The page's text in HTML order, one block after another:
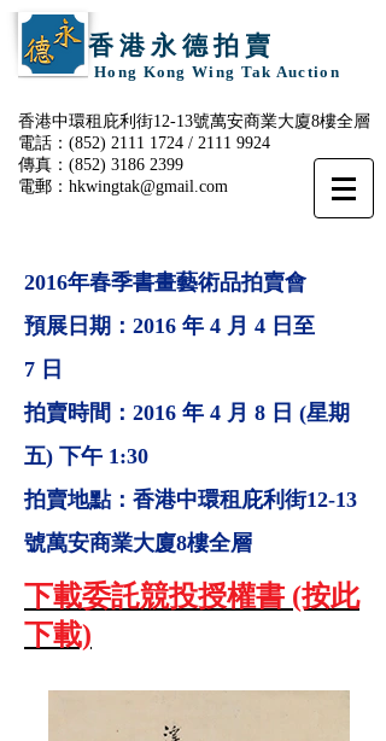
香 港 永 德 拍 賣
Hong Kong Wing Tak Auction
香港中環租庇利街12-13號萬安商業大廈8樓全層
電話：(852) 2111 1724 / 2111 9924
傳真：(852) 3186 2399
電郵： hkwingtak@gmail.com
2016年春季書畫藝術品拍賣會
預展日期：2016 年 4 月 4 日至
7 日
拍賣時間：2016 年 4 月 8 日 (星期
五) 下午 1:30
拍賣地點：香港中環租庇利街12-13
號萬安商業大廈8樓全層
下載委託競投授權書 (按此
下載)